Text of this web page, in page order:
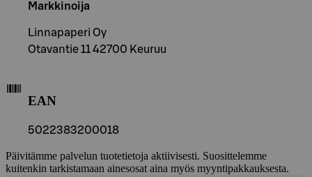
Markkinoija
Linnapaperi Oy
Otavantie 11 42700 Keuruu
EAN
5022383200018
Päivitämme palvelun tuotetietoja aktiivisesti. Suosittelemme
kuitenkin tarkistamaan ainesosat aina myös myyntipakkauksesta.